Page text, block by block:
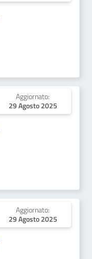
Aggiornato:
29 Agosto 2025
Aggiornato:
29 Agosto 2025